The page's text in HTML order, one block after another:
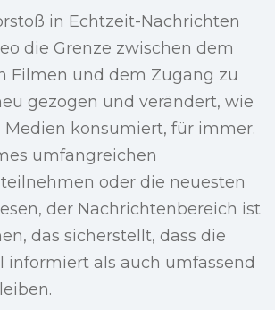
in Echtzeit-Nachrichten
die Grenze zwischen dem
Filmen und dem Zugang zu
gezogen und verändert, wie
konsumiert, für immer.
umfangreichen
oder die neuesten
der Nachrichtenbereich ist
das sicherstellt, dass die
informiert als auch umfassend